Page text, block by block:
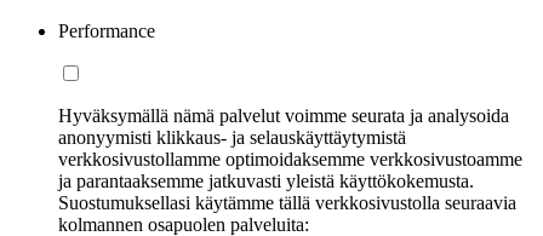
Performance
Hyväksymällä nämä palvelut voimme seurata ja analysoida
anonyymisti klikkaus- ja selauskäyttäytymistä
verkkosivustollamme optimoidaksemme verkkosivustoamme
ja parantaaksemme jatkuvasti yleistä käyttökokemusta.
Suostumuksellasi käytämme tällä verkkosivustolla seuraavia
kolmannen osapuolen palveluita: